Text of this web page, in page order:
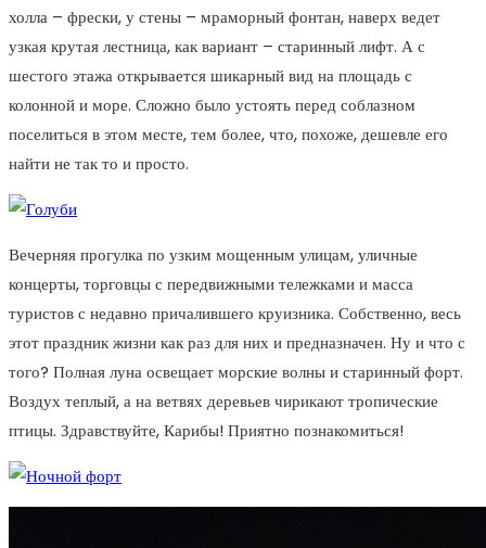
холла – фрески, у стены – мраморный фонтан, наверх ведет
узкая крутая лестница, как вариант – старинный лифт. А с
шестого этажа открывается шикарный вид на площадь с
колонной и море. Сложно было устоять перед соблазном
поселиться в этом месте, тем более, что, похоже, дешевле его
найти не так то и просто.
Вечерняя прогулка по узким мощенным улицам, уличные
концерты, торговцы с передвижными тележками и масса
туристов с недавно причалившего круизника. Собственно, весь
этот праздник жизни как раз для них и предназначен. Ну и что с
того? Полная луна освещает морские волны и старинный форт.
Воздух теплый, а на ветвях деревьев чирикают тропические
птицы. Здравствуйте, Карибы! Приятно познакомиться!